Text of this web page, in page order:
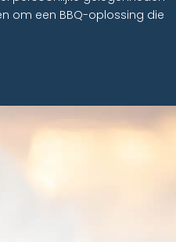
om een BBQ-oplossing die